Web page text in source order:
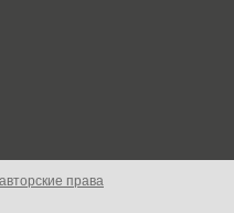
права